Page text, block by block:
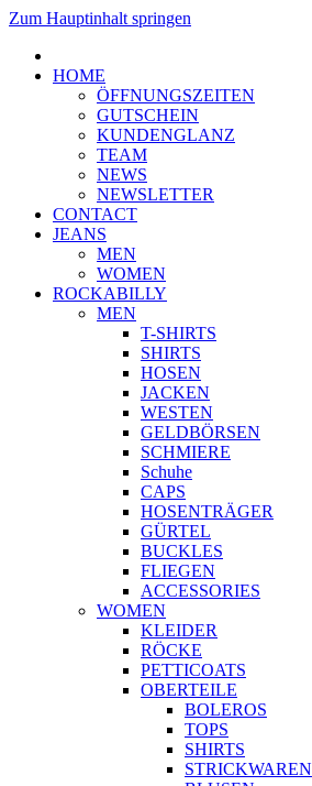
Zum Hauptinhalt springen
HOME
ÖFFNUNGSZEITEN
GUTSCHEIN
KUNDENGLANZ
TEAM
NEWS
NEWSLETTER
CONTACT
JEANS
MEN
WOMEN
ROCKABILLY
MEN
T-SHIRTS
SHIRTS
HOSEN
JACKEN
WESTEN
GELDBÖRSEN
SCHMIERE
Schuhe
CAPS
HOSENTRÄGER
GÜRTEL
BUCKLES
FLIEGEN
ACCESSORIES
WOMEN
KLEIDER
RÖCKE
PETTICOATS
OBERTEILE
BOLEROS
TOPS
SHIRTS
STRICKWAREN